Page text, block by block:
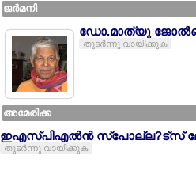
ജര്‍മനി
ഡോ.മാത്യു
തുടര്‍ന്നു വായിക്കുക
അമേരിക്ക
ഇഎസ്പിഎല്‍ന്‍ സ്പോല്ല?ട്സ്
തുടര്‍ന്നു വായിക്കുക